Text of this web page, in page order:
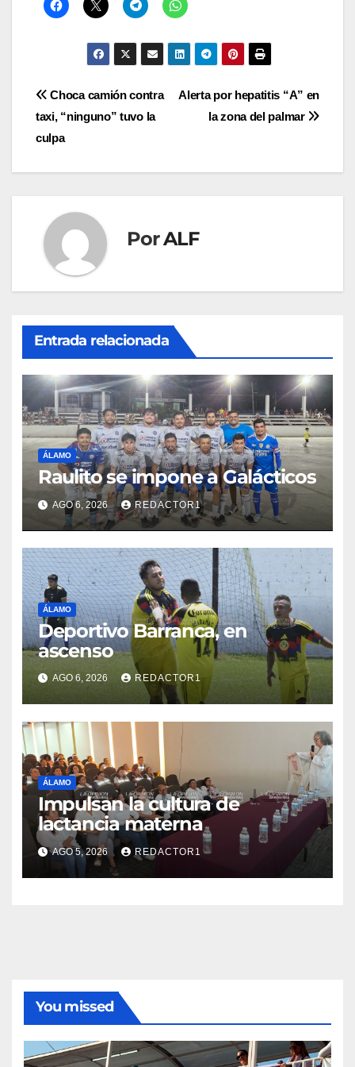
Navegación
de
entradas
Alerta por hepatitis “A” en
la zona del palmar
Choca camión contra
taxi, “ninguno” tuvo la
culpa
PorALF
Entrada relacionada
ÁLAMO
Raulito se impone a Galácticos
AGO 6, 2026 REDACTOR1
ÁLAMO
Deportivo Barranca, en
ascenso
AGO 6, 2026 REDACTOR1
ÁLAMO
Impulsan la cultura de
lactancia materna
AGO 5, 2026 REDACTOR1
You missed